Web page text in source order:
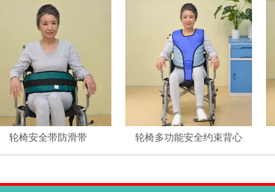
轮椅安全带防滑带 轮椅多功能安全约束背心